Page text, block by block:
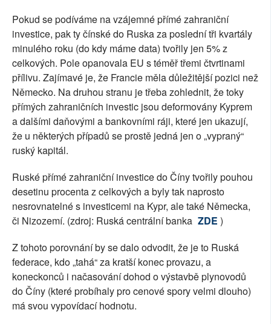
Pokud se podíváme na vzájemné přímé zahraniční
investice, pak ty čínské do Ruska za poslední tři kvartály
minulého roku (do kdy máme data) tvořily jen 5% z
celkových. Pole opanovala EU s téměř třemi čtvrtinami
přílivu. Zajímavé je, že Francie měla důležitější pozici než
Německo. Na druhou stranu je třeba zohlednit, že toky
přímých zahraničních investic jsou deformovány Kyprem
a dalšími daňovými a bankovními ráji, které jen ukazují,
že u některých případů se prostě jedná jen o „vypraný“
ruský kapitál.
Ruské přímé zahraniční investice do Číny tvořily pouhou
desetinu procenta z celkových a byly tak naprosto
nesrovnatelné s investicemi na Kypr, ale také Německa,
či Nizozemí. (zdroj: Ruská centrální banka ZDE )
Z tohoto porovnání by se dalo odvodit, že je to Ruská
federace, kdo „tahá“ za kratší konec provazu, a
koneckonců i načasování dohod o výstavbě plynovodů
do Číny (které probíhaly pro cenové spory velmi dlouho)
má svou vypovídací hodnotu.